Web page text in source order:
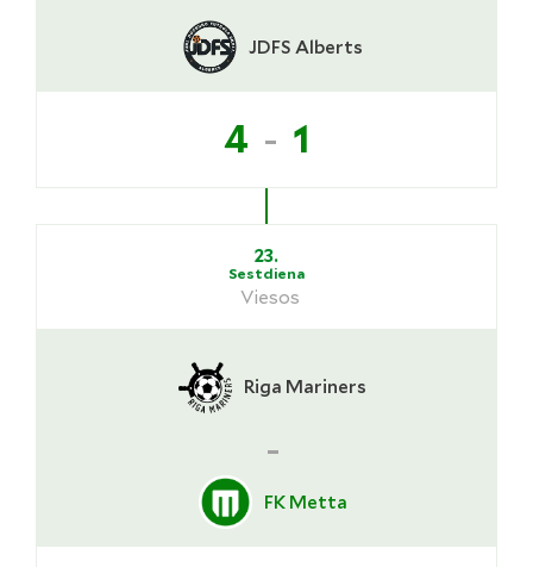
JDFS Alberts
4 - 1
23.
Sestdiena
Viesos
Riga Mariners
-
FK Metta